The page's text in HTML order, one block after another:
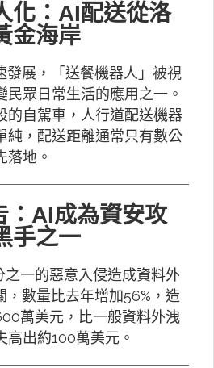
化：AI配送從洛
金海岸
發展，「送餐機器人」被視
民眾日常生活的應用之一。
的自駕車，人行道配送機器
純，配送距離通常只有數公
落地。
：AI成為資安攻
手之一
一的惡意入侵造成資料外
，數量比去年增加56%，造
萬美元，比一般資料外洩
出約100萬美元。